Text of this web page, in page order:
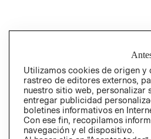
Utilizamos cookies de origen
rastreo de editores externos,
nuestro sitio web, personalizar
entregar publicidad
boletines informativos en
Con ese fin, recopilamos
navegación y el dispositivo.